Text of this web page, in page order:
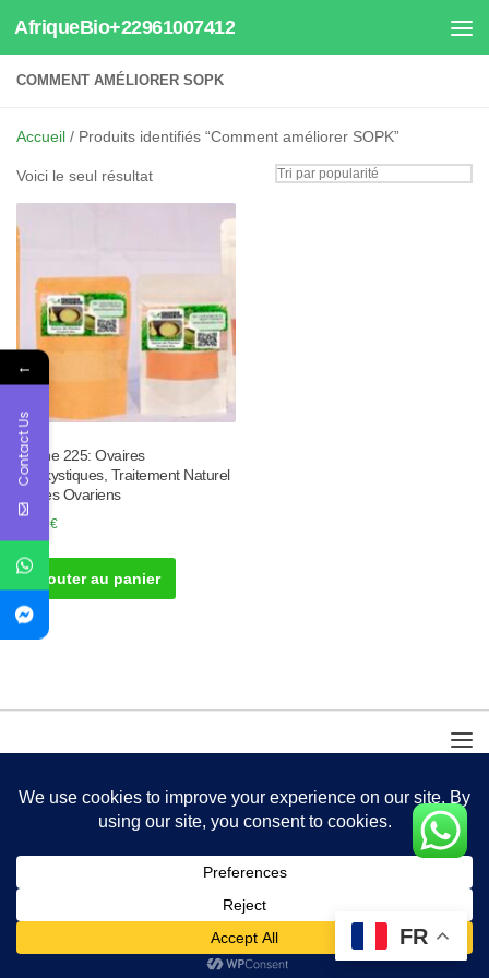
Au dessous du contenu
AfriqueBio+22961007412
COMMENT AMÉLIORER SOPK
Accueil / Produits identifiés “Comment améliorer SOPK”
Voici le seul résultat
Tisane 225: Ovaires
Polykystiques, Traitement Naturel
Kystes Ovariens
30.00€
Ajouter au panier
FR
←
Contact Us